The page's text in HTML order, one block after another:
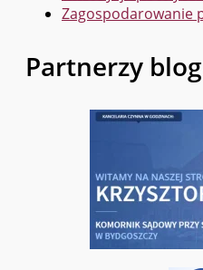
Zagospodarowanie
Partnerzy